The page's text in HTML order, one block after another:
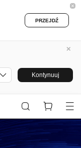
PRZEJDŹ
Kontynuuj